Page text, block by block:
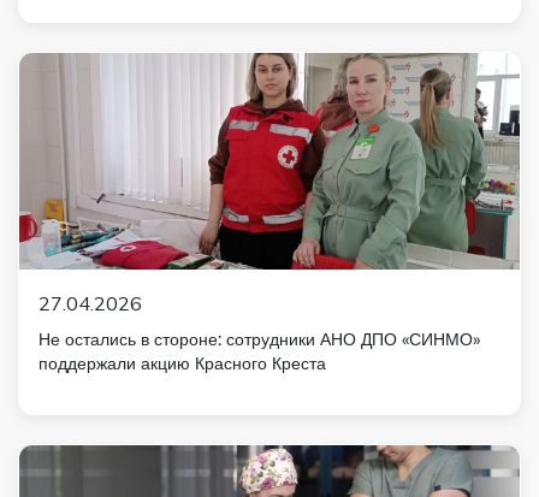
27.04.2026
Не остались в стороне: сотрудники АНО ДПО «СИНМО»
поддержали акцию Красного Креста